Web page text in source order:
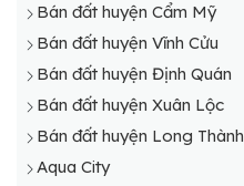
Bán đất huyện Cẩm Mỹ
Bán đất huyện Vĩnh Cửu
Bán đất huyện Định Quán
Bán đất huyện Xuân Lộc
Bán đất huyện Long Thành
Aqua City